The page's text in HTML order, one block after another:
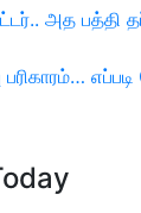
அத பத்தி